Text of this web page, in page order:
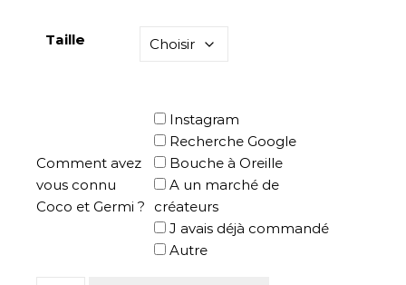
Taille
Comment avez
vous connu
Coco et Germi ?
Instagram
Recherche Google
Bouche à Oreille
A un marché de
créateurs
J avais déjà commandé
Autre